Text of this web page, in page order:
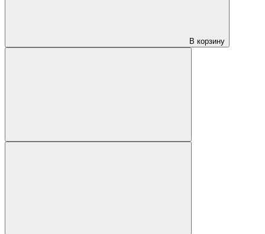
В корзину